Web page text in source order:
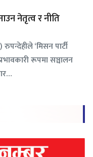
नेतृत्व र नीति
‘मिसन पार्टी
रूपमा सञ्चालन